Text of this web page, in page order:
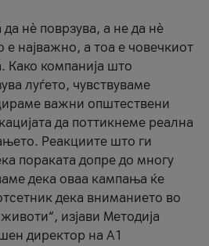
да нè поврзува, а не да нè
е најважно, а тоа е човечкиот
Како компанија што
луѓето, чувствуваме
важни општествени
да поттикнеме реална
Реакциите што ги
пораката допре до многу
дека оваа кампања ќе
дека вниманието во
изјави Методија
директор на А1